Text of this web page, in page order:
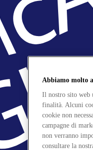
Abbiamo molto
Il nostro sito web
finalità. Alcuni
cookie non
campagne di
non verranno
consultare la